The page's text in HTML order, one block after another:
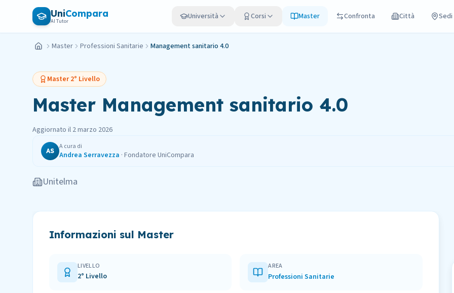
Vai al contenuto principale
UniCompara
AI Tutor Università Corsi Master Confronta Città Sedi
Home Master Professioni Sanitarie Management sanitario 4.0
Master2° Livello
Master Management sanitario 4.0
Aggiornato il 2 marzo 2026
AS
A cura di
Andrea Serravezza · Fondatore UniCompara
Unitelma
Informazioni sul Master
LIVELLO
2° Livello
AREA
Professioni Sanitarie